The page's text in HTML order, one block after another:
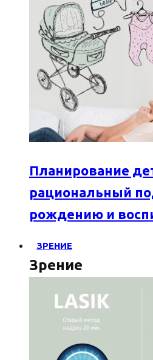
Планирование
рациональный
рождению и
ЗРЕНИЕ
Зрение